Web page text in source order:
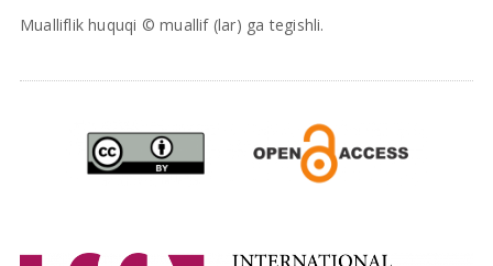
Mualliflik huquqi © muallif (lar) ga tegishli.